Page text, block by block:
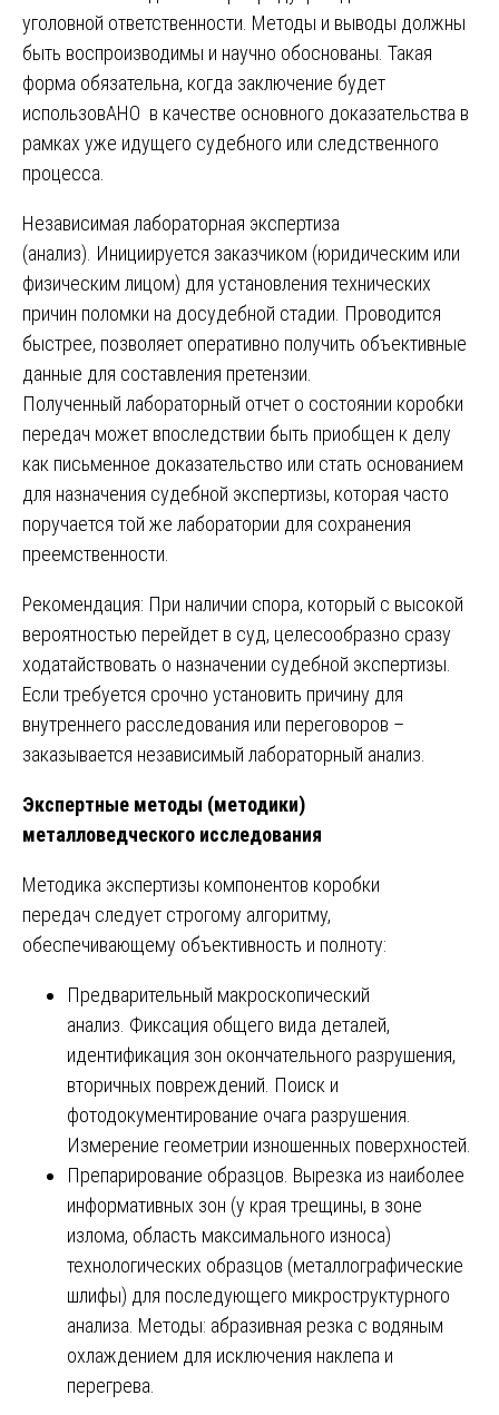
уголовной ответственности. Методы и выводы должны
быть воспроизводимы и научно обоснованы. Такая
форма обязательна, когда заключение будет
использовАНО в качестве основного доказательства в
рамках уже идущего судебного или следственного
процесса.
Независимая лабораторная экспертиза
(анализ). Инициируется заказчиком (юридическим или
физическим лицом) для установления технических
причин поломки на досудебной стадии. Проводится
быстрее, позволяет оперативно получить объективные
данные для составления претензии.
Полученный лабораторный отчет о состоянии коробки
передач может впоследствии быть приобщен к делу
как письменное доказательство или стать основанием
для назначения судебной экспертизы, которая часто
поручается той же лаборатории для сохранения
преемственности.
Рекомендация: При наличии спора, который с высокой
вероятностью перейдет в суд, целесообразно сразу
ходатайствовать о назначении судебной экспертизы.
Если требуется срочно установить причину для
внутреннего расследования или переговоров –
заказывается независимый лабораторный анализ.
Экспертные методы (методики)
металловедческого исследования
Методика экспертизы компонентов коробки
передач следует строгому алгоритму,
обеспечивающему объективность и полноту:
Предварительный макроскопический
анализ. Фиксация общего вида деталей,
идентификация зон окончательного разрушения,
вторичных повреждений. Поиск и
фотодокументирование очага разрушения.
Измерение геометрии изношенных поверхностей.
Препарирование образцов. Вырезка из наиболее
информативных зон (у края трещины, в зоне
излома, область максимального износа)
технологических образцов (металлографические
шлифы) для последующего микроструктурного
анализа. Методы: абразивная резка с водяным
охлаждением для исключения наклепа и
перегрева.